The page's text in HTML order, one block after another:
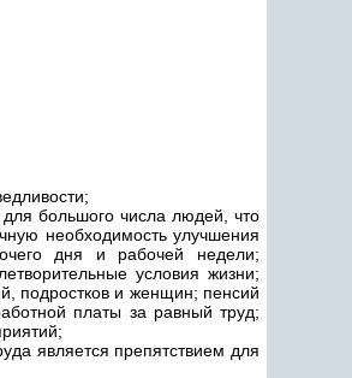
большого числа людей, что
необходимость улучшения
дня и рабочей недели;
условия жизни;
подростков и женщин; пенсий
платы за равный труд;
является препятствием для